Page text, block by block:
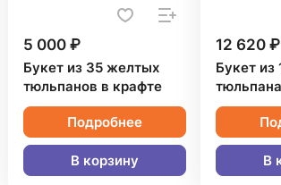
5 000 ₽
Букет из 35 желтых
тюльпанов в крафте
Подробнее
В корзину
12 620 ₽
Букет из
тюльпана
В